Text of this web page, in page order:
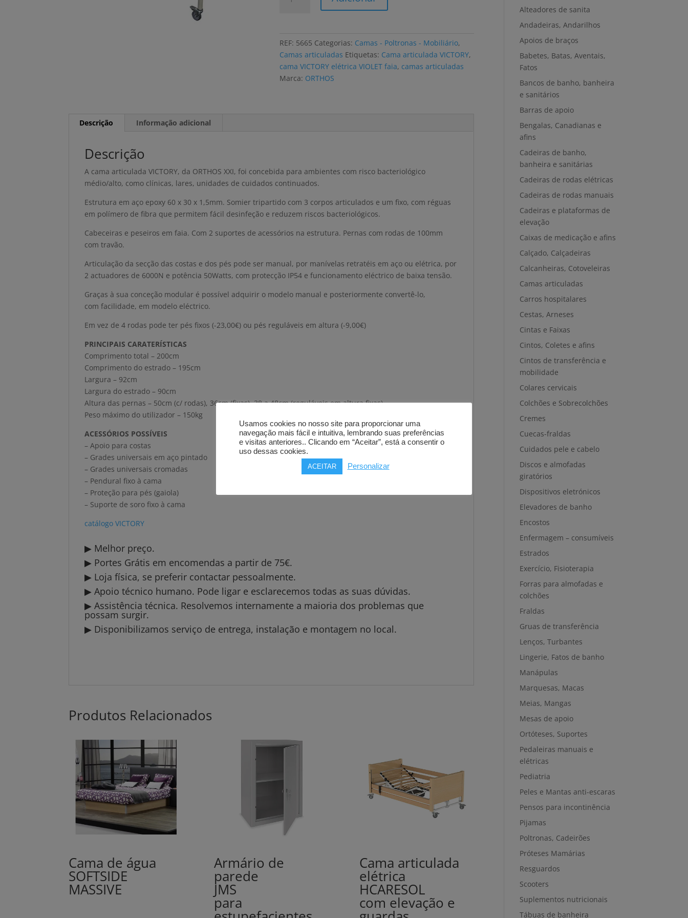
REF: 5665 Categorias: Camas - Poltronas - Mobiliário,
Camas articuladas Etiquetas: Cama articulada VICTORY,
cama VICTORY elétrica VIOLET faia, camas articuladas
Marca: ORTHOS
Descrição Informação adicional
Descrição
A cama articulada VICTORY, da ORTHOS XXI, foi concebida para ambientes com risco bacteriológico
médio/alto, como clínicas, lares, unidades de cuidados continuados.
Estrutura em aço epoxy 60 x 30 x 1,5mm. Somier tripartido com 3 corpos articulados e um fixo, com réguas
em polímero de fibra que permitem fácil desinfeção e reduzem riscos bacteriológicos.
Cabeceiras e peseiros em faia. Com 2 suportes de acessórios na estrutura. Pernas com rodas de 100mm
com travão.
Articulação da secção das costas e dos pés pode ser manual, por manívelas retratéis em aço ou elétrica, por
2 actuadores de 6000N e potência 50Watts, com protecção IP54 e funcionamento eléctrico de baixa tensão.
Graças à sua conceção modular é possível adquirir o modelo manual e posteriormente convertê-lo,
com facilidade, em modelo eléctrico.
Em vez de 4 rodas pode ter pés fixos (-23,00€) ou pés reguláveis em altura (-9,00€)
PRINCIPAIS CARATERÍSTICAS
Comprimento total – 200cm
Comprimento do estrado – 195cm
Largura – 92cm
Largura do estrado – 90cm
Altura das pernas – 50cm (c/ rodas), 36cm (fixas), 38 a 48cm (reguláveis em altura fixas).
Peso máximo do utilizador – 150kg
ACESSÓRIOS POSSÍVEIS
– Apoio para costas
– Grades universais em aço pintado
– Grades universais cromadas
– Pendural fixo à cama
– Proteção para pés (gaiola)
– Suporte de soro fixo à cama
catálogo VICTORY
▶ Melhor preço.
▶ Portes Grátis em encomendas a partir de 75€.
▶ Loja física, se preferir contactar pessoalmente.
▶ Apoio técnico humano. Pode ligar e esclarecemos todas as suas dúvidas.
▶ Assistência técnica. Resolvemos internamente a maioria dos problemas que
possam surgir.
▶ Disponibilizamos serviço de entrega, instalação e montagem no local.
Produtos Relacionados
Cama de água
SOFTSIDE
MASSIVE
Armário de
parede
JMS
para
Cama articulada
elétrica
HCARESOL
com elevação e
Alteadores de sanita
Andadeiras, Andarilhos
Apoios de braços
Babetes, Batas, Aventais,
Fatos
Bancos de banho, banheira
e sanitários
Barras de apoio
Bengalas, Canadianas e
afins
Cadeiras de banho,
banheira e sanitárias
Cadeiras de rodas elétricas
Cadeiras de rodas manuais
Cadeiras e plataformas de
elevação
Caixas de medicação e afins
Calçado, Calçadeiras
Calcanheiras, Cotoveleiras
Camas articuladas
Carros hospitalares
Cestas, Arneses
Cintas e Faixas
Cintos, Coletes e afins
Cintos de transferência e
mobilidade
Colares cervicais
Colchões e Sobrecolchões
Cremes
Cuecas-fraldas
Cuidados pele e cabelo
Discos e almofadas
giratórios
Dispositivos eletrónicos
Elevadores de banho
Encostos
Enfermagem – consumíveis
Estrados
Exercício, Fisioterapia
Forras para almofadas e
colchões
Fraldas
Gruas de transferência
Lenços, Turbantes
Lingerie, Fatos de banho
Manápulas
Marquesas, Macas
Meias, Mangas
Mesas de apoio
Ortóteses, Suportes
Pedaleiras manuais e
elétricas
Pediatria
Peles e Mantas anti-escaras
Pensos para incontinência
Pijamas
Poltronas, Cadeirões
Próteses Mamárias
Resguardos
Scooters
Suplementos nutricionais
Tábuas de banheira
Usamos cookies no nosso site para proporcionar uma
navegação mais fácil e intuitiva, lembrando suas preferências
e visitas anteriores.. Clicando em “Aceitar”, está a consentir o
uso dessas cookies.
ACEITAR Personalizar